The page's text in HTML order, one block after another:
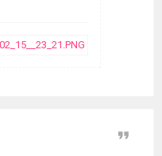
Цитата